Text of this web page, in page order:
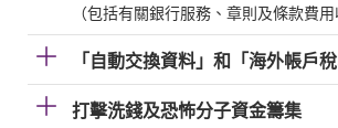
（包括有關銀行服務、章則及條款費用
「自動交換資料」和「海外帳戶
打擊洗錢及恐怖分子資金籌集